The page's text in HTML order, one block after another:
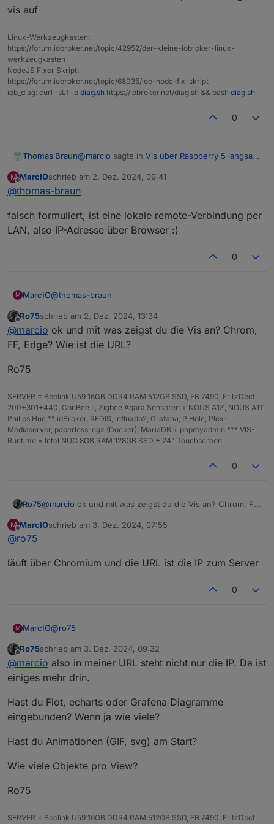
Über Vis > Setup > Einstellungen einen
automatischen Reload nach 5 Minuten
allerdings nicht.
Cache beim Start leeren und mit privatem Modus
deaktivieren
solche Probleme gehabt oder ist das zu akzeptieren?
vis auf
Linux-Werkzeugkasten:
https://forum.iobroker.net/topic/42952/der-kleine-iobroker-linux-
werkzeugkasten
NodeJS Fixer Skript:
https://forum.iobroker.net/topic/68035/iob-node-fix-skript
iob_diag: curl -sLf -o diag.sh https://iobroker.net/diag.sh && bash diag.sh
0
Thomas Braun@marcio sagte in Vis über Raspberry 5 langsam
Per RDP/VNC?
Lass das doch sein und mach eine http-
Verbindung zur vis auf
M
Offline
MarcIOschrieb am 2. Dez. 2024, 09:41
zuletzt editiert von
@thomas-braun
falsch formuliert, ist eine lokale remote-Verbindung per
LAN, also IP-Adresse über Browser :)
0
M MarcIO@thomas-braun
falsch formuliert, ist eine lokale remote-Verbindung
per LAN, also IP-Adresse über Browser :)
Offline
Ro75schrieb am 2. Dez. 2024, 13:34
zuletzt editiert von
@marcio ok und mit was zeigst du die Vis an? Chrom,
FF, Edge? Wie ist die URL?
Ro75
SERVER = Beelink U59 16GB DDR4 RAM 512GB SSD, FB 7490, FritzDect
200+301+440, ConBee II, Zigbee Aqara Sensoren + NOUS A1Z, NOUS A1T,
Philips Hue ** ioBroker, REDIS, influxdb2, Grafana, PiHole, Plex-
Mediaserver, paperless-ngx (Docker), MariaDB + phpmyadmin *** VIS-
Runtime = Intel NUC 8GB RAM 128GB SSD + 24" Touchscreen
0
Ro75@marcio ok und mit was zeigst du die Vis an? Chrom, FF,
Ro75
M
Offline
MarcIOschrieb am 3. Dez. 2024, 07:55
zuletzt editiert von
@ro75
läuft über Chromium und die URL ist die IP zum Server
0
M MarcIO@ro75
läuft über Chromium und die URL ist die IP zum Server
Offline
Ro75schrieb am 3. Dez. 2024, 09:32
zuletzt editiert von
@marcio also in meiner URL steht nicht nur die IP. Da ist
einiges mehr drin.
Hast du Flot, echarts oder Grafena Diagramme
eingebunden? Wenn ja wie viele?
Hast du Animationen (GIF, svg) am Start?
Wie viele Objekte pro View?
Ro75
SERVER = Beelink U59 16GB DDR4 RAM 512GB SSD, FB 7490, FritzDect